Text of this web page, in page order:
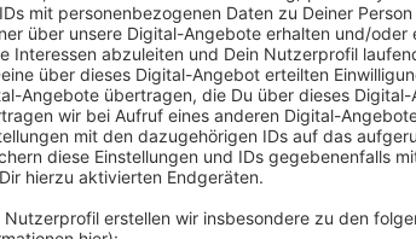
Auf ihren Tablets können die
Zeichnen üben oder anhand
zum Beispiel mit Texten und
erweitern gleichzeitig ihren
Digitalisierungsbeauftragte.